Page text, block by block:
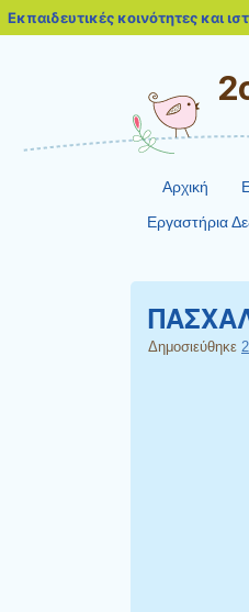
Αρχική
Εργαστήρια
Δημοσιεύθηκε
Εκπαιδευτικές κοινότητες και